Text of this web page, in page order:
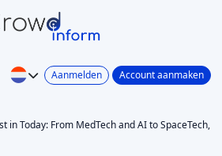
Aanmelden Account aanmaken
in Today: From MedTech and AI to SpaceTech,